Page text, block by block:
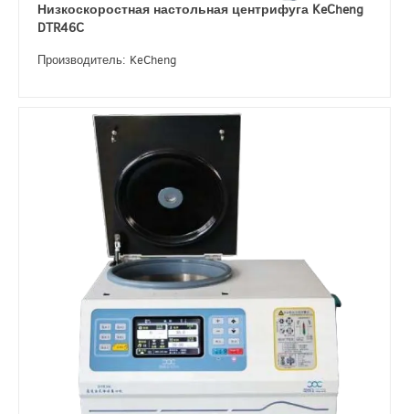
Низкоскоростная настольная центрифуга KeCheng
DTR46C
Производитель: KeCheng